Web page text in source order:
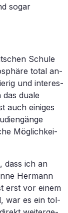
so­gar
Schu­le
to­tal an­
und in­ter­es­
dua­le
auch ei­ni­ges
Mög­lich­kei­
dass ich an
Her­mann
erst vor ei­nem
war es ein tol­